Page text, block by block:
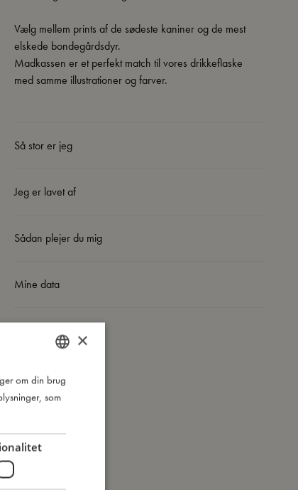
Vælg mellem prints af de sødeste kaniner og de mest
elskede bondegårdsdyr.
Madkassen er et perfekt match til vores drikkeflaske
med samme illustrationer og farver.
Så stor er jeg
Jeg er lavet af
Sådan plejer du mig
Mine data
DANISH
ENGLISH
×
om din brug
som